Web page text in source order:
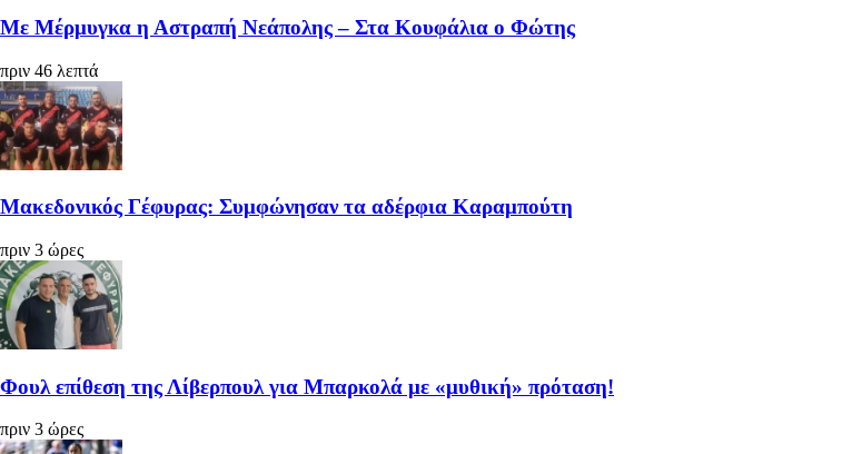
Με Μέρμυγκα η Αστραπή Νεάπολης – Στα Κουφάλια ο Φώτης
πριν 46 λεπτά
Μακεδονικός Γέφυρας: Συμφώνησαν τα αδέρφια Καραμπούτη
πριν 3 ώρες
Φουλ επίθεση της Λίβερπουλ για Μπαρκολά με «μυθική» πρόταση!
πριν 3 ώρες